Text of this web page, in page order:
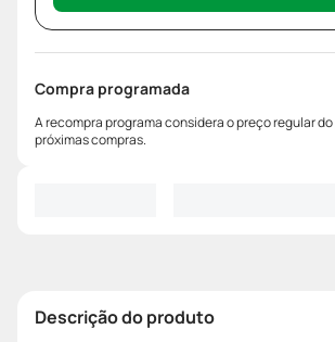
Compra programada
A recompra programa considera o preço regular
próximas compras.
Descrição do produto